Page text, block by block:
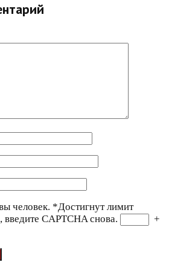
человек. *Достигнут лимит
CAPTCHA снова.
+